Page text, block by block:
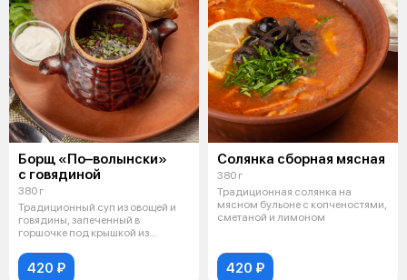
Борщ «По–волынски»
с говядиной
380 г
Традиционный суп из овощей и
говядины, запеченный в
горшочке под крышкой из
420 ₽
Солянка сборная мясная
380 г
Традиционная солянка на
мясном бульоне с копченостями,
сметаной и лимоном
420 ₽